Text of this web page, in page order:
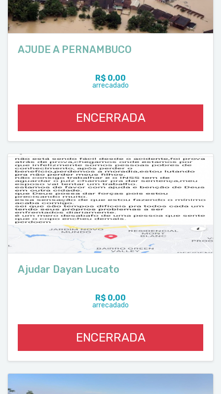
AJUDE A PERNAMBUCO
R$ 0,00
arrecadado
ENCERRADA
Ajudar Dayan Lucato
R$ 0,00
arrecadado
ENCERRADA